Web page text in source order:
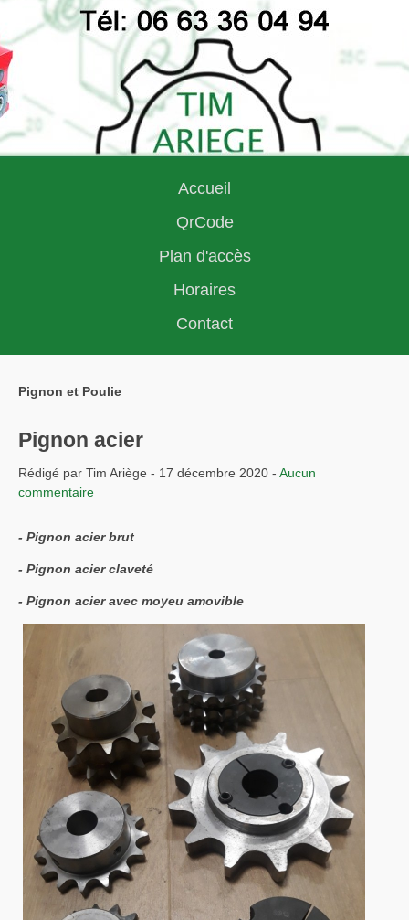
Accueil
QrCode
Plan d'accès
Horaires
Contact
Pignon et Poulie
Pignon acier
Rédigé par Tim Ariège - 17 décembre 2020 - Aucun
commentaire
- Pignon acier brut
- Pignon acier claveté
- Pignon acier avec moyeu amovible